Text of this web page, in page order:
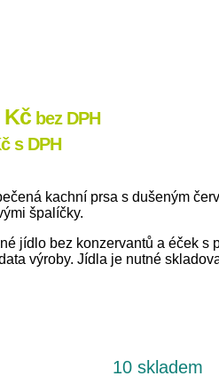
Kč bez DPH
s DPH
kachní prsa s dušeným
špalíčky.
jídlo bez konzervantů a éček s
výroby. Jídla je nutné
10 skladem